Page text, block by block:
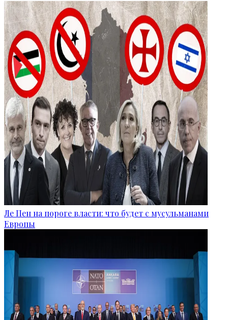
Ле Пен на пороге власти: что будет с мусульманами
Европы